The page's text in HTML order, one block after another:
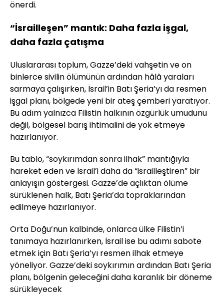
önerdi.
“İsrailleşen” mantık: Daha fazla işgal,
daha fazla çatışma
Uluslararası toplum, Gazze’deki vahşetin ve on
binlerce sivilin ölümünün ardından hâlâ yaraları
sarmaya çalışırken, İsrail’in Batı Şeria’yı da resmen
işgal planı, bölgede yeni bir ateş çemberi yaratıyor.
Bu adım yalnızca Filistin halkının özgürlük umudunu
değil, bölgesel barış ihtimalini de yok etmeye
hazırlanıyor.
Bu tablo, “soykırımdan sonra ilhak” mantığıyla
hareket eden ve İsrail’i daha da “israilleştiren” bir
anlayışın göstergesi. Gazze’de açlıktan ölüme
sürüklenen halk, Batı Şeria’da topraklarından
edilmeye hazırlanıyor.
Orta Doğu’nun kalbinde, onlarca ülke Filistin’i
tanımaya hazırlanırken, İsrail ise bu adımı sabote
etmek için Batı Şeria’yı resmen ilhak etmeye
yöneliyor. Gazze’deki soykırımın ardından Batı Şeria
planı, bölgenin geleceğini daha karanlık bir döneme
sürükleyecek